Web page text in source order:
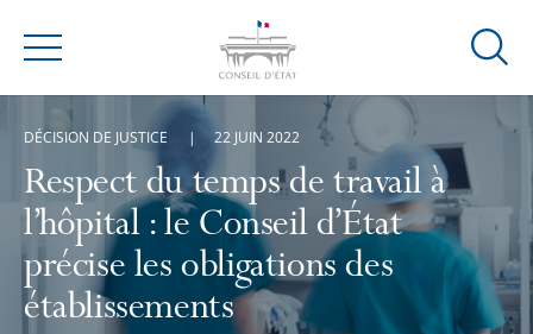
Menu
Ouvrir
Respect du temps de travail à
l’hôpital : le Conseil d’État
précise les obligations des
établissements
DÉCISION DE JUSTICE 22 JUIN 2022